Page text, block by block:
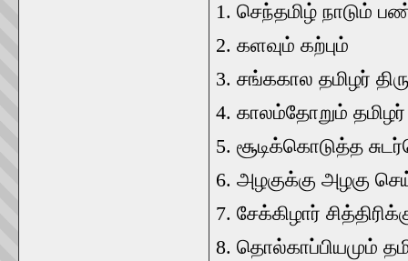
1. செந்தமிழ் நாடும்
2. களவும் கற்பும்
3. சங்ககால தமிழர்
4. காலம்தோறும்
5. சூடிக்கொடுத்த
6. அழகுக்கு அழகு
7. சேக்கிழார்
8. தொல்காப்பியமும்